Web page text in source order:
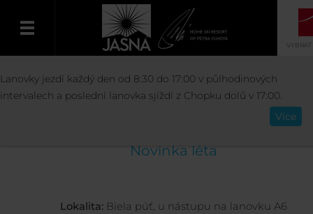
Čeština
VYBRAT
AKTIVITY LETNÍ AKTIVITY MINI
Novinka léta
Lokalita: Biela púť, u nástupu na lanovku A6
Lanovky jezdí každý den od 8:30 do 17:00 v půlhodinových
intervalech a poslední lanovka sjíždí z Chopku dolů v 17:00.
Více